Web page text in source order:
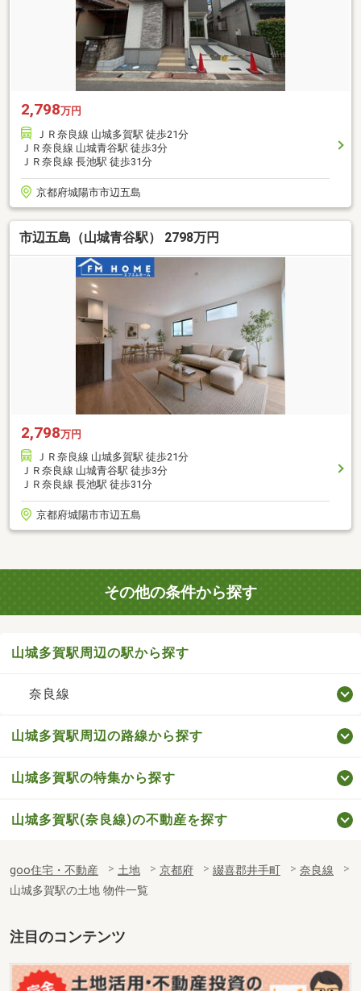
2,798万円
ＪＲ奈良線 山城多賀駅 徒歩21分
ＪＲ奈良線 山城青谷駅 徒歩3分
ＪＲ奈良線 長池駅 徒歩31分
京都府城陽市市辺五島
市辺五島（山城青谷駅） 2798万円
2,798万円
ＪＲ奈良線 山城多賀駅 徒歩21分
ＪＲ奈良線 山城青谷駅 徒歩3分
ＪＲ奈良線 長池駅 徒歩31分
京都府城陽市市辺五島
その他の条件から探す
山城多賀駅周辺の駅から探す
奈良線
山城多賀駅周辺の路線から探す
山城多賀駅の特集から探す
山城多賀駅(奈良線)の不動産を探す
goo住宅・不動産 土地 京都府 綴喜郡井手町
奈良線
山城多賀駅の土地 物件一覧
注目のコンテンツ